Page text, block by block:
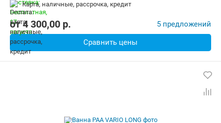
карта, наличные, рассрочка, кредит
от4 300,00 p. 5 предложений
Сравнить цены